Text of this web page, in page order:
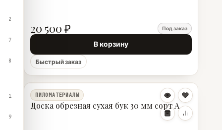
2
7
8
1
9
20 500 ₽ Под заказ
В корзину
Быстрый заказ
ПИЛОМАТЕРИАЛЫ
Доска обрезная сухая бук 30 мм сорт А